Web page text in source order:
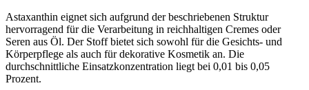
Astaxanthin eignet sich aufgrund der beschriebenen Struktur
hervorragend für die Verarbeitung in reichhaltigen Cremes oder
Seren aus Öl. Der Stoff bietet sich sowohl für die Gesichts- und
Körperpflege als auch für dekorative Kosmetik an. Die
durchschnittliche Einsatzkonzentration liegt bei 0,01 bis 0,05
Prozent.